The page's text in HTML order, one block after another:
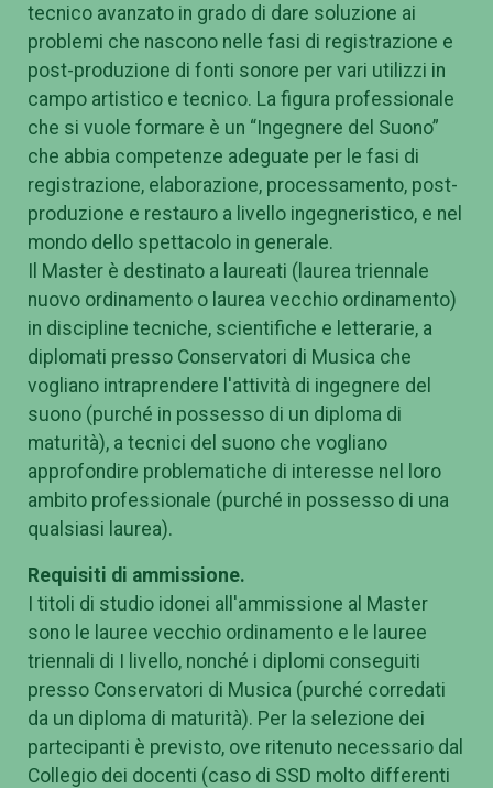
tecnico avanzato in grado di dare soluzione ai
problemi che nascono nelle fasi di registrazione e
post-produzione di fonti sonore per vari utilizzi in
campo artistico e tecnico. La figura professionale
che si vuole formare è un “Ingegnere del Suono”
che abbia competenze adeguate per le fasi di
registrazione, elaborazione, processamento, post-
produzione e restauro a livello ingegneristico, e nel
mondo dello spettacolo in generale.
Il Master è destinato a laureati (laurea triennale
nuovo ordinamento o laurea vecchio ordinamento)
in discipline tecniche, scientifiche e letterarie, a
diplomati presso Conservatori di Musica che
vogliano intraprendere l'attività di ingegnere del
suono (purché in possesso di un diploma di
maturità), a tecnici del suono che vogliano
approfondire problematiche di interesse nel loro
ambito professionale (purché in possesso di una
qualsiasi laurea).
Requisiti di ammissione.
I titoli di studio idonei all'ammissione al Master
sono le lauree vecchio ordinamento e le lauree
triennali di I livello, nonché i diplomi conseguiti
presso Conservatori di Musica (purché corredati
da un diploma di maturità). Per la selezione dei
partecipanti è previsto, ove ritenuto necessario dal
Collegio dei docenti (caso di SSD molto differenti